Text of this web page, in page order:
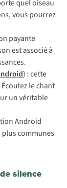
quel oiseau
vous pourrez
payante
onestassociéà
droid) :cette
Écoutezlechant
unvéritable
Android
pluscommunes
silence